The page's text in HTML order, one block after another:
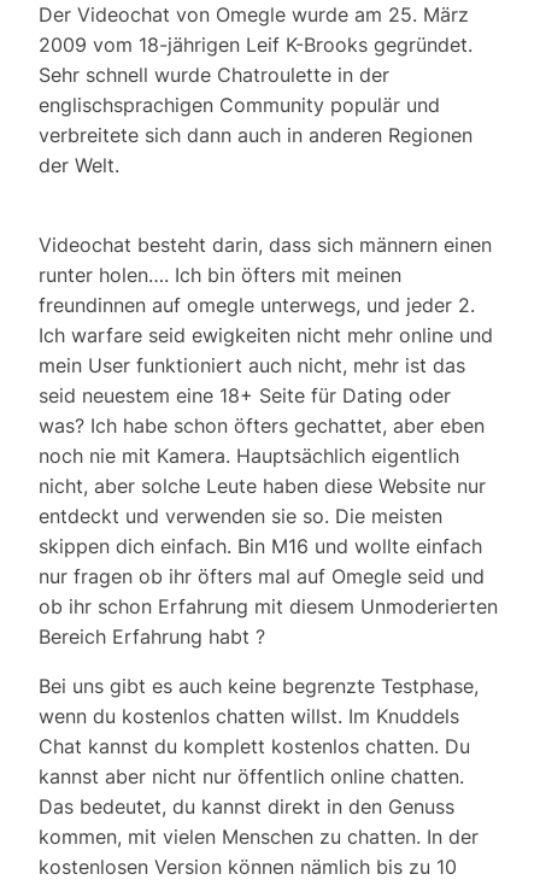
Der Videochat von Omegle wurde am 25. März
2009 vom 18-jährigen Leif K-Brooks gegründet.
Sehr schnell wurde Chatroulette in der
englischsprachigen Community populär und
verbreitete sich dann auch in anderen Regionen
der Welt.
Videochat besteht darin, dass sich männern einen
runter holen…. Ich bin öfters mit meinen
freundinnen auf omegle unterwegs, und jeder 2.
Ich warfare seid ewigkeiten nicht mehr online und
mein User funktioniert auch nicht, mehr ist das
seid neuestem eine 18+ Seite für Dating oder
was? Ich habe schon öfters gechattet, aber eben
noch nie mit Kamera. Hauptsächlich eigentlich
nicht, aber solche Leute haben diese Website nur
entdeckt und verwenden sie so. Die meisten
skippen dich einfach. Bin M16 und wollte einfach
nur fragen ob ihr öfters mal auf Omegle seid und
ob ihr schon Erfahrung mit diesem Unmoderierten
Bereich Erfahrung habt ?
Bei uns gibt es auch keine begrenzte Testphase,
wenn du kostenlos chatten willst. Im Knuddels
Chat kannst du komplett kostenlos chatten. Du
kannst aber nicht nur öffentlich online chatten.
Das bedeutet, du kannst direkt in den Genuss
kommen, mit vielen Menschen zu chatten. In der
kostenlosen Version können nämlich bis zu 10